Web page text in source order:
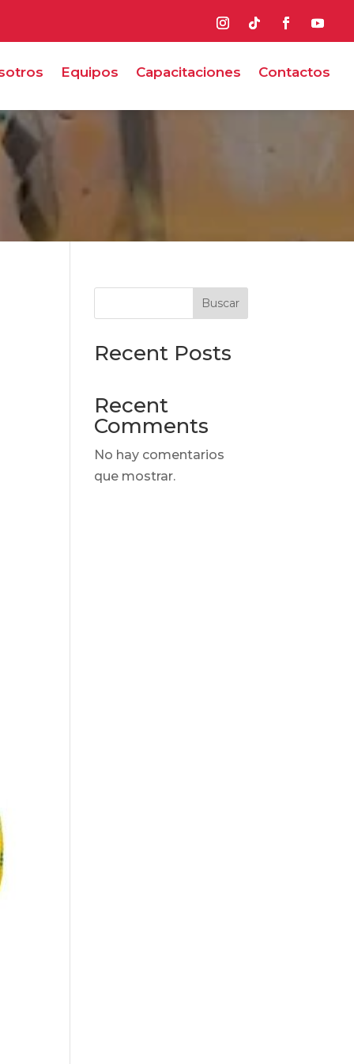
Equipos Capacitaciones Contactos
Buscar
Recent Posts
Recent
Comments
No hay comentarios
que mostrar.